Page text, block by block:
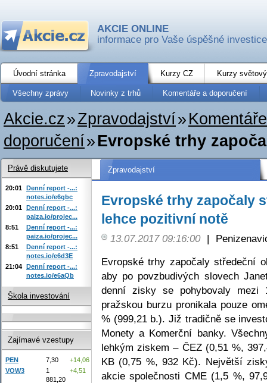
AKCIE ONLINE
informace pro Vaše úspěšné investice
Úvodní stránka Zpravodajství Kurzy CZ Kurzy
Všechny zprávy Novinky z trhů Komentáře a doporučení
Akcie.cz»Zpravodajství»
doporučení»Evropské trhy
Zpravodajství
Evropské trhy započaly
lehce pozitivní notě
13.07.2017 09:16:00 |
Evropské trhy započaly středeční
aby po povzbudivých slovech
denní zisky se pohybovaly
pražskou burzu pronikala pouze
% (999,21 b.). Již tradičně se
Monety a Komerční banky.
lehkým ziskem – ČEZ (0,51 %,
KB (0,75 %, 932 Kč). Největší
akcie společnosti CME (1,5 %,
Právě diskutujete
20:01 Denní report -...:
notes.io/e6gbc
20:01 Denní report -...:
paiza.io/projec...
8:51
Denní report -...:
paiza.io/projec...
8:51
Denní report -...:
notes.io/e6d3E
21:04 Denní report -...:
notes.io/e6aQb
Škola investování
Zajímavé vzestupy
PEN 7,30
+14,06
VOW3
1
881,20
+4,51